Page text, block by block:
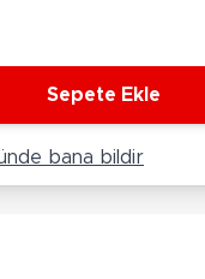
Sepete Ekle
bana bildir